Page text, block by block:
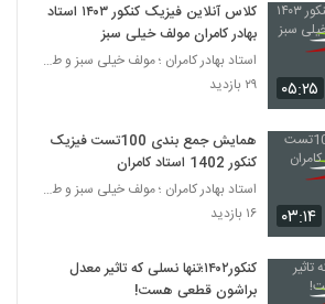
۰۵:۲۵
کلاس آنلاین فیزیک کنکور ۱۴۰۳ استاد
بهادر کامران مولف خیلی سبز
استاد بهادر کامران ؛ مولف خیلی سبز و طراح قلم چی
۲۹ بازدید
۰۳:۱۴
همایش جمع بندی 100تست فیزیک
کنکور 1402 استاد کامران
استاد بهادر کامران ؛ مولف خیلی سبز و طراح قلم چی
۱۶ بازدید
کنکور۱۴۰۲؛تنها نسلی که تاثیر معدل
براشون قطعی هست!